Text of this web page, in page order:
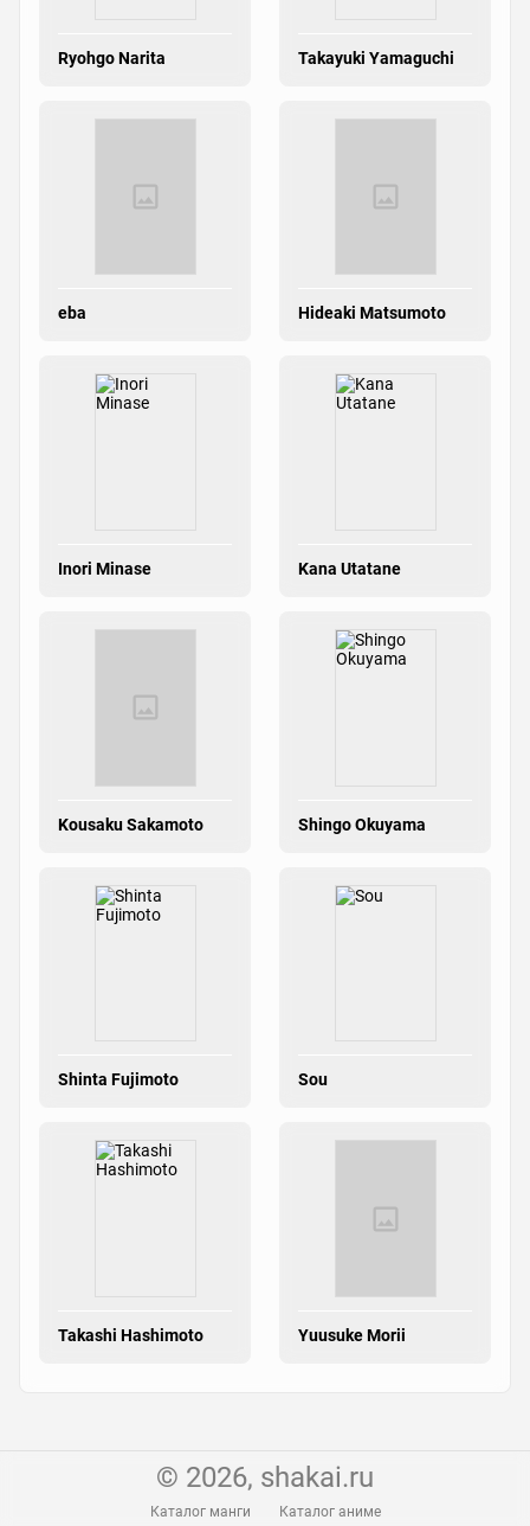
Ryohgo Narita Takayuki Yamaguchi
eba Hideaki Matsumoto
Inori Minase Kana Utatane
Kousaku Sakamoto Shingo Okuyama
Shinta Fujimoto Sou
Takashi Hashimoto Yuusuke Morii
© 2026, shakai.ru
Каталог манги Каталог аниме